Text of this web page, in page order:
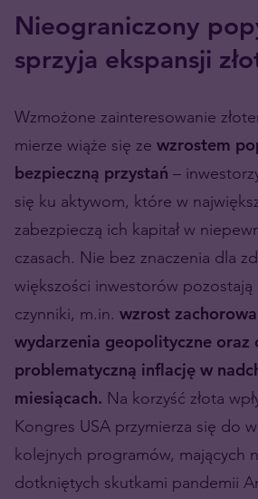
Nieograniczony
sprzyja ekspansji
Wzmożone zainteresowanie
mierze wiąże się ze wzrostem
bezpieczną przystań –
się ku aktywom, które w
zabezpieczą ich kapitał w
czasach. Nie bez znaczenia dla
większości inwestorów pozostają
czynniki, m.in. wzrost
wydarzenia geopolityczne oraz
problematyczną inflację w
miesiącach. Na korzyść złota
Kongres USA przymierza się do
kolejnych programów, mających
dotkniętych skutkami pandemii